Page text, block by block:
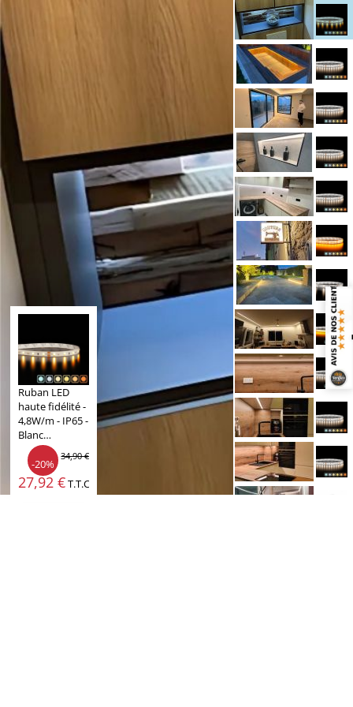
Ruban LED
haute fidélité -
4,8W/m - IP65 -
Blanc…
-20%
34,90 €
27,92 €T.T.C.